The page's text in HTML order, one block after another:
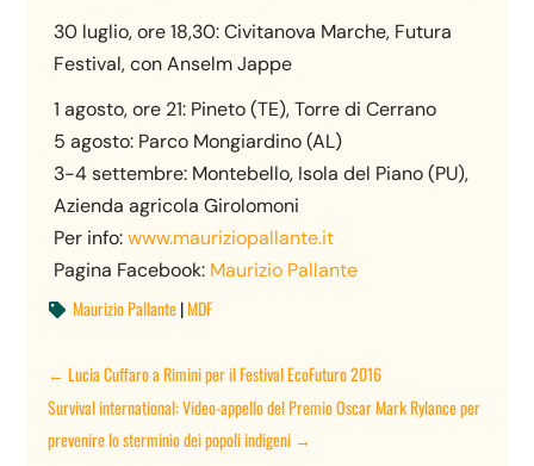
30 luglio, ore 18,30: Civitanova Marche, Futura
Festival, con Anselm Jappe
1 agosto, ore 21: Pineto (TE), Torre di Cerrano
5 agosto: Parco Mongiardino (AL)
3-4 settembre: Montebello, Isola del Piano (PU),
Azienda agricola Girolomoni
Per info:www.mauriziopallante.it
Pagina Facebook: Maurizio Pallante
 Maurizio Pallante|MDF
←Lucia Cuffaro a Rimini per il Festival EcoFuturo 2016
Survival international: Video-appello del Premio Oscar Mark Rylance per
prevenire lo sterminio dei popoli indigeni →